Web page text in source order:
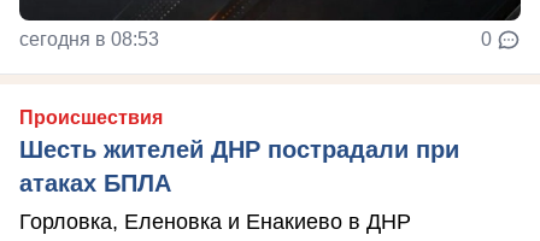
сегодня в 08:53 0
Происшествия
Шесть жителей ДНР пострадали при
атаках БПЛА
Горловка, Еленовка и Енакиево в ДНР